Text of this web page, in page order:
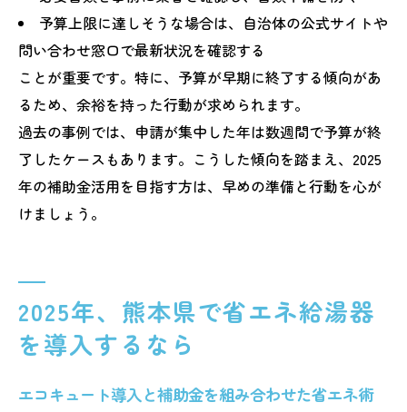
予算上限に達しそうな場合は、自治体の公式サイトや
問い合わせ窓口で最新状況を確認する
ことが重要です。特に、予算が早期に終了する傾向があ
るため、余裕を持った行動が求められます。
過去の事例では、申請が集中した年は数週間で予算が終
了したケースもあります。こうした傾向を踏まえ、2025
年の補助金活用を目指す方は、早めの準備と行動を心が
けましょう。
2025年、熊本県で省エネ給湯器
を導入するなら
エコキュート導入と補助金を組み合わせた省エネ術